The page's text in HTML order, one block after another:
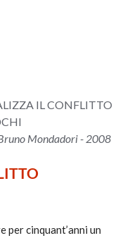
IL CONFLITTO
Mondadori - 2008
per cinquant’anni un